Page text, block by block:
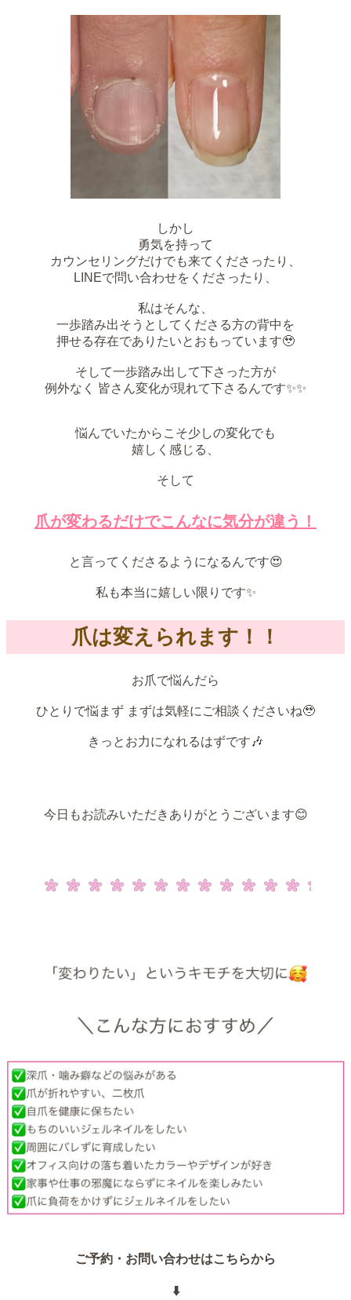
しかし
勇気を持って
カウンセリングだけでも来てくださったり、
LINEで問い合わせをくださったり、
私はそんな、
一歩踏み出そうとしてくださる方の背中を
押せる存在でありたいとおもっています🥹
そして一歩踏み出して下さった方が
例外なく 皆さん変化が現れて下さるんです✨✨
悩んでいたからこそ少しの変化でも
嬉しく感じる、
そして
爪が変わるだけでこんなに気分が違う！
と言ってくださるようになるんです😍
私も本当に嬉しい限りです✨
爪は変えられます！！
お爪で悩んだら
ひとりで悩まず まずは気軽にご相談くださいね🥹
きっとお力になれるはずです🎶
今日もお読みいただきありがとうございます😊
ご予約・お問い合わせはこちらから
⬇️